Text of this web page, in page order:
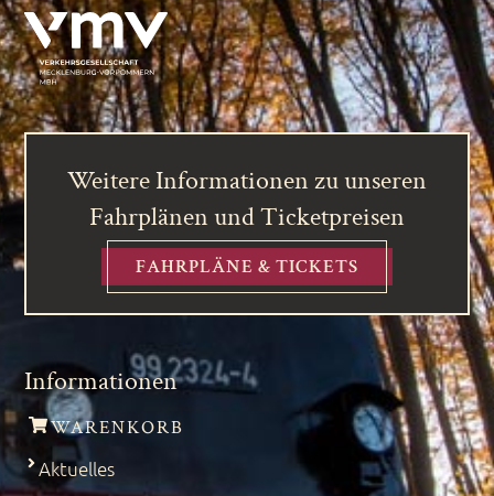
Weitere Informationen zu unseren
Fahrplänen und Ticketpreisen
FAHRPLÄNE & TICKETS
Informationen
WARENKORB
Aktuelles